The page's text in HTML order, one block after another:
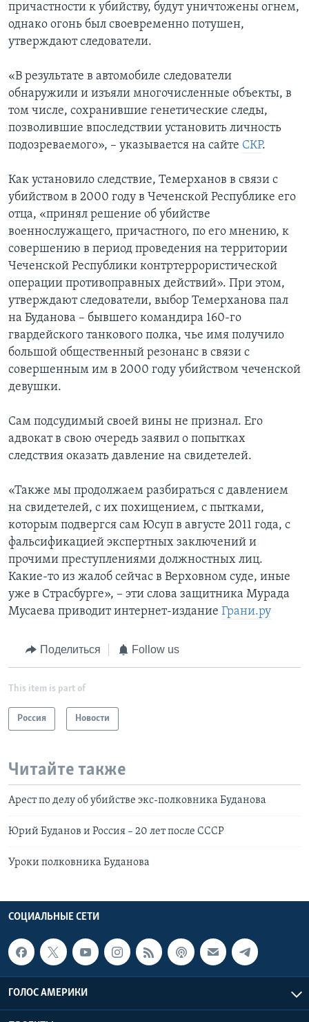
причастности к убийству, будут уничтожены огнем,
однако огонь был своевременно потушен,
утверждают следователи.
«В результате в автомобиле следователи
обнаружили и изъяли многочисленные объекты, в
том числе, сохранившие генетические следы,
позволившие впоследствии установить личность
подозреваемого», – указывается на сайте СКР.
Как установило следствие, Темерханов в связи с
убийством в 2000 году в Чеченской Республике его
отца, «принял решение об убийстве
военнослужащего, причастного, по его мнению, к
совершению в период проведения на территории
Чеченской Республики контртеррористической
операции противоправных действий». При этом,
утверждают следователи, выбор Темерханова пал
на Буданова – бывшего командира 160-го
гвардейского танкового полка, чье имя получило
большой общественный резонанс в связи с
совершенным им в 2000 году убийством чеченской
девушки.
Сам подсудимый своей вины не признал. Его
адвокат в свою очередь заявил о попытках
следствия оказать давление на свидетелей.
«Также мы продолжаем разбираться с давлением
на свидетелей, с их похищением, с пытками,
которым подвергся сам Юсуп в августе 2011 года, с
фальсификацией экспертных заключений и
прочими преступлениями должностных лиц.
Какие-то из жалоб сейчас в Верховном суде, иные
уже в Страсбурге», – эти слова защитника Мурада
Мусаева приводит интернет-издание Грани.ру
Поделиться Follow us
This item is part of
Россия Новости
Читайте также
Арест по делу об убийстве экс-полковника Буданова
Юрий Буданов и Россия – 20 лет после СССР
Уроки полковника Буданова
СОЦИАЛЬНЫЕ СЕТИ
ГОЛОС АМЕРИКИ